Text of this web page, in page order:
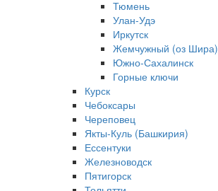
Тюмень
Улан-Удэ
Иркутск
Жемчужный (оз Шира)
Южно‐Сахалинск
Горные ключи
Курск
Чебоксары
Череповец
Якты-Куль (Башкирия)
Ессентуки
Железноводск
Пятигорск